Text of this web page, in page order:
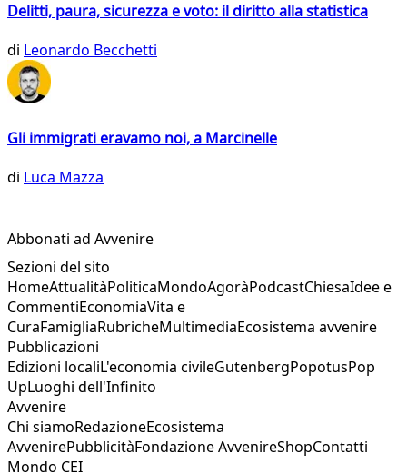
Delitti, paura, sicurezza e voto: il diritto alla statistica
di Leonardo Becchetti
Gli immigrati eravamo noi, a Marcinelle
di Luca Mazza
Abbonati ad Avvenire
Sezioni del sito
HomeAttualitàPoliticaMondoAgoràPodcastChiesaIdee e
CommentiEconomiaVita e
CuraFamigliaRubricheMultimediaEcosistema avvenire
Pubblicazioni
Edizioni localiL'economia civileGutenbergPopotusPop
UpLuoghi dell'Infinito
Avvenire
Chi siamoRedazioneEcosistema
AvvenirePubblicitàFondazione AvvenireShopContatti
Mondo CEI